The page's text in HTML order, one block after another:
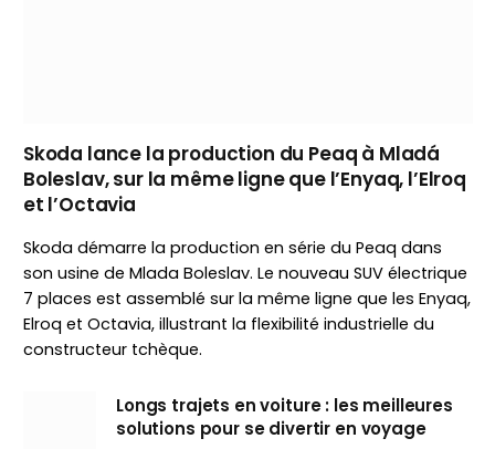
Skoda lance la production du Peaq à Mladá
Boleslav, sur la même ligne que l’Enyaq, l’Elroq
et l’Octavia
Skoda démarre la production en série du Peaq dans
son usine de Mlada Boleslav. Le nouveau SUV électrique
7 places est assemblé sur la même ligne que les Enyaq,
Elroq et Octavia, illustrant la flexibilité industrielle du
constructeur tchèque.
Longs trajets en voiture : les meilleures
solutions pour se divertir en voyage